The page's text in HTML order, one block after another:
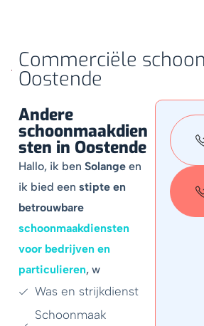
Commerciële
Oostende
Andere
schoonmaakdien
sten in Oostende
Hallo, ik ben Solange en
ik bied een stipte en
betrouwbare
schoonmaakdiensten
voor bedrijven en
particulieren, w
Was en strijkdienst
Schoonmaak